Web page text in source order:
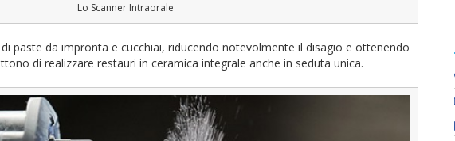
Lo Scanner Intraorale
paste da impronta e cucchiai, riducendo notevolmente il disagio e ottenendo
di realizzare restauri in ceramica integrale anche in seduta unica.